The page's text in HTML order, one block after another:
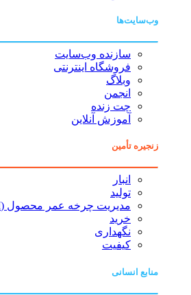
وب‌سایت‌ها
سازنده وب‌سایت
فروشگاه اینترنتی
وبلاگ
انجمن
چت زنده
آموزش آنلاین
زنجیره تأمین
انبار
تولید
مدیریت چرخه عمر محصول (PLM)
خرید
نگهداری
کیفیت
منابع انسانی